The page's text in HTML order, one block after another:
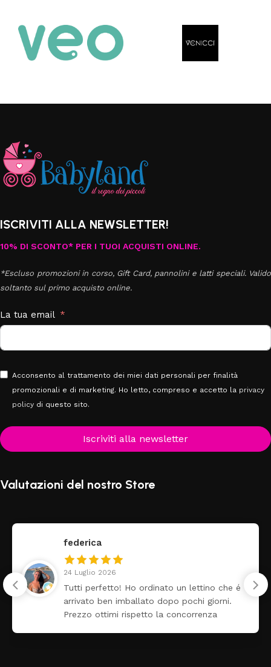
ISCRIVITI ALLA NEWSLETTER!
10% DI SCONTO* PER I TUOI ACQUISTI ONLINE.
*Escluso promozioni in corso, Gift Card, pannolini e latti speciali. Valido
soltanto sul primo acquisto online.
La tua email
Acconsento al trattamento dei miei dati personali per finalità
promozionali e di marketing. Ho letto, compreso e accetto la privacy
policy di questo sito.
Iscriviti alla newsletter
Valutazioni del nostro Store
federica
24 Luglio 2026
Tutti perfetto! Ho ordinato un lettino che é
arrivato ben imballato dopo pochi giorni.
Prezzo ottimi rispetto la concorrenza